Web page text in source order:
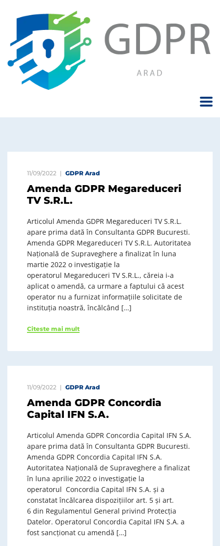
11/09/2022 GDPR Arad
Amenda GDPR Megareduceri
TV S.R.L.
Articolul Amenda GDPR Megareduceri TV S.R.L.
apare prima dată în Consultanta GDPR Bucuresti.
Amenda GDPR Megareduceri TV S.R.L. Autoritatea
Națională de Supraveghere a finalizat în luna
martie 2022 o investigație la
operatorul Megareduceri TV S.R.L., căreia i-a
aplicat o amendă, ca urmare a faptului că acest
operator nu a furnizat informațiile solicitate de
instituția noastră, încălcând […]
Citeste mai mult
11/09/2022 GDPR Arad
Amenda GDPR Concordia
Capital IFN S.A.
Articolul Amenda GDPR Concordia Capital IFN S.A.
apare prima dată în Consultanta GDPR Bucuresti.
Amenda GDPR Concordia Capital IFN S.A.
Autoritatea Națională de Supraveghere a finalizat
în luna aprilie 2022 o investigație la
operatorul Concordia Capital IFN S.A. și a
constatat încălcarea dispozițiilor art. 5 și art.
6 din Regulamentul General privind Protecția
Datelor. Operatorul Concordia Capital IFN S.A. a
fost sancționat cu amendă […]